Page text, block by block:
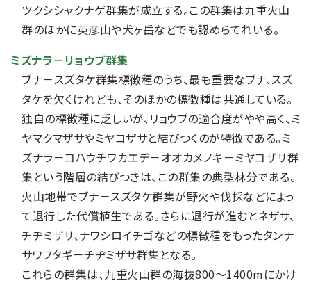
ツクシシャクナゲ群集が成立する。この群集は九重火山
群のほかに英彦山や犬ヶ岳などでも認めらてれいる。
ミズナラ－リョウブ群集
ブナ－スズタケ群集標徴種のうち、最も重要なブナ、スズ
タケを欠くけれども、そのほかの標徴種は共通している。
独自の標徴種に乏しいが、リョウブの適合度がやや高く、ミ
ヤマクマザサやミヤコザサと結びつくのが特徴である。ミ
ズナラ－コハウチワカエデ－オオカメノキ－ミヤコザサ群
集という階層の結びつきは、この群集の典型林分である。
火山地帯でブナ－スズタケ群集が野火や伐採などによっ
て退行した代償植生である。さらに退行が進むとネザサ、
チヂミザサ、ナワシロイチゴなどの標徴種をもったタンナ
サワフタギ－チヂミザサ群集となる。
これらの群集は、九重火山群の海抜800～1400mにかけ